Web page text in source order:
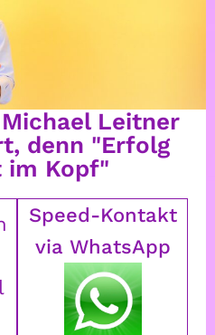
Leitner
denn "Erfolg
im Kopf"
Speed-Kontakt
via WhatsApp